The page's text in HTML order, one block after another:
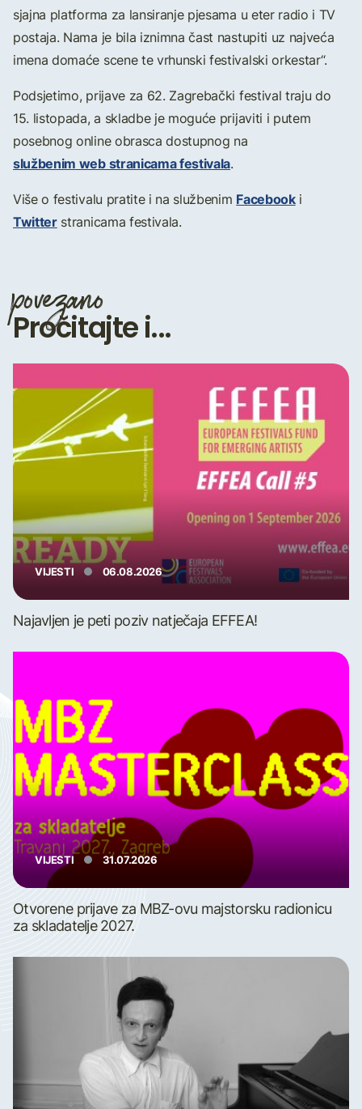
sjajna platforma za lansiranje pjesama u eter radio i TV
postaja. Nama je bila iznimna čast nastupiti uz najveća
imena domaće scene te vrhunski festivalski orkestar“.
Podsjetimo, prijave za 62. Zagrebački festival traju do
15. listopada, a skladbe je moguće prijaviti i putem
posebnog online obrasca dostupnog na
službenim web stranicama festivala.
Više o festivalu pratite i na službenim Facebooki
Twitterstranicama festivala.
povezano
Pročitajte i...
VIJESTI 06.08.2026
Najavljen je peti poziv natječaja EFFEA!
VIJESTI 31.07.2026
Otvorene prijave za MBZ-ovu majstorsku radionicu
za skladatelje 2027.